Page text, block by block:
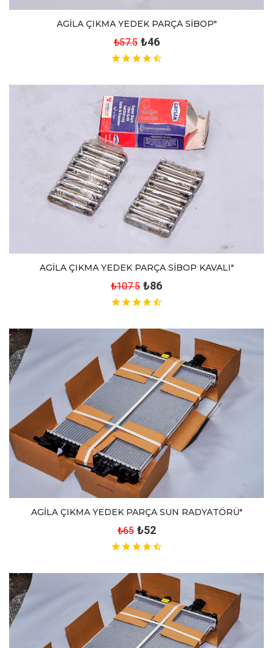
AGİLA ÇIKMA YEDEK PARÇA SİBOP"
₺57.5 ₺46
AGİLA ÇIKMA YEDEK PARÇA SİBOP KAVALI"
₺107.5 ₺86
AGİLA ÇIKMA YEDEK PARÇA SUN RADYATÖRÜ"
₺65 ₺52